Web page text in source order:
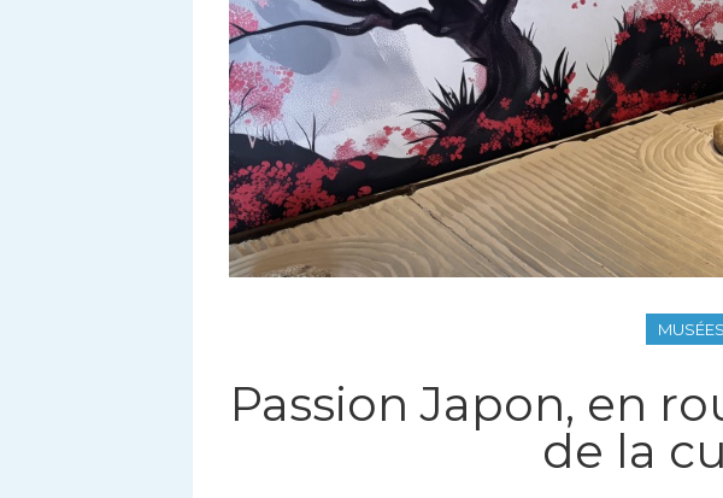
MUSÉES
Passion Japon, en
de la